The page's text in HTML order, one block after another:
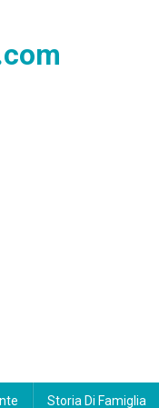
Storia Di Famiglia